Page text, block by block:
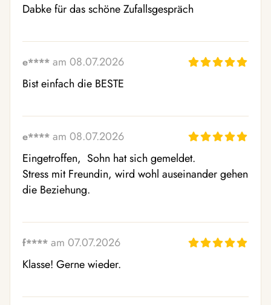
Dabke für das schöne Zufallsgespräch
e**** am 08.07.2026
Bist einfach die BESTE
e**** am 08.07.2026
Eingetroffen,  Sohn hat sich gemeldet.
Stress mit Freundin, wird wohl auseinander gehen
die Beziehung.
f**** am 07.07.2026
Klasse! Gerne wieder.